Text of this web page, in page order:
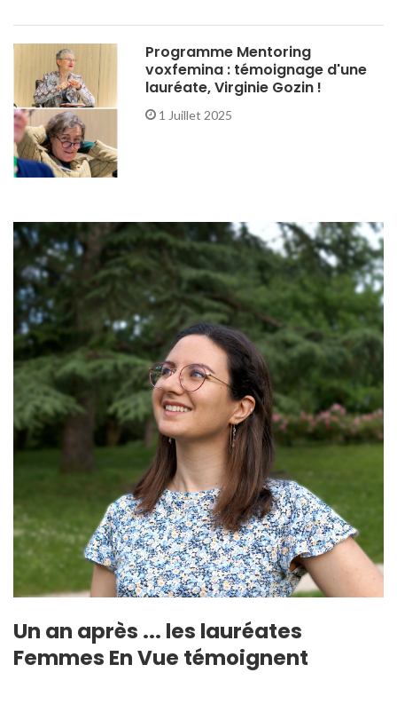
Programme Mentoring
voxfemina : témoignage d'une
lauréate, Virginie Gozin !
1 Juillet 2025
Un an après ... les lauréates
Femmes En Vue témoignent